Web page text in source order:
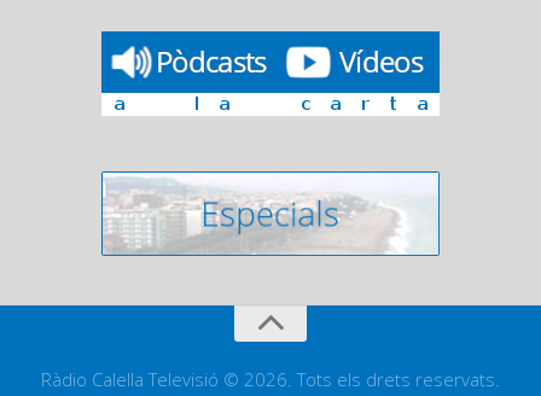
Ràdio Calella Televisió © 2026. Tots els drets reservats.